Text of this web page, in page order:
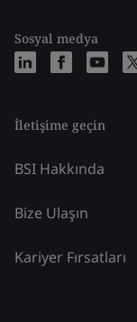
Sosyal medya
İletişime geçin
BSI Hakkında
Bize Ulaşın
Kariyer Fırsatları